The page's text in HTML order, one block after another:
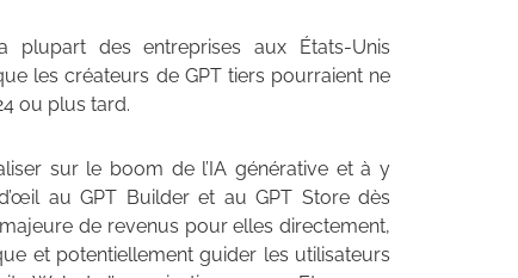
plupart des entreprises aux États-Unis
les créateurs de GPT tiers pourraient ne
ou plus tard.
sur le boom de l’IA générative et à y
au GPT Builder et au GPT Store dès
de revenus pour elles directement,
et potentiellement guider les utilisateurs